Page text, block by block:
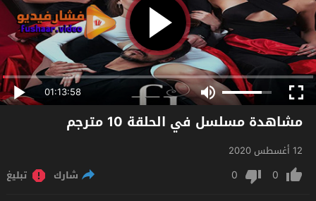
01:13:58
مشاهدة مسلسل في الحلقة 10 مترجم
12 أغسطس 2020
0
0 شارك تبليغ